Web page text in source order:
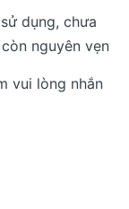
dụng, chưa
nguyên vẹn
vui lòng nhắn